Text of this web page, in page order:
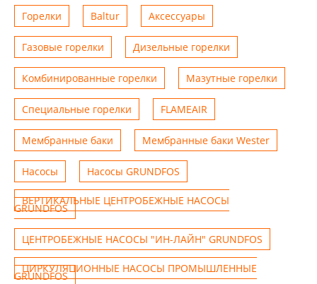
Горелки Baltur Аксессуары
Газовые горелки Дизельные горелки
Комбинированные горелки Мазутные горелки
Специальные горелки FLAMEAIR
Мембранные баки Мембранные баки Wester
Насосы Насосы GRUNDFOS
ВЕРТИКАЛЬНЫЕ ЦЕНТРОБЕЖНЫЕ НАСОСЫ
GRUNDFOS
ЦЕНТРОБЕЖНЫЕ НАСОСЫ "ИН-ЛАЙН" GRUNDFOS
ЦИРКУЛЯЦИОННЫЕ НАСОСЫ ПРОМЫШЛЕННЫЕ
GRUNDFOS